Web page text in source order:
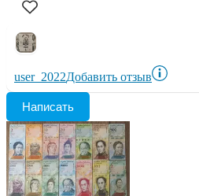
user_2022Добавить отзыв
Написать